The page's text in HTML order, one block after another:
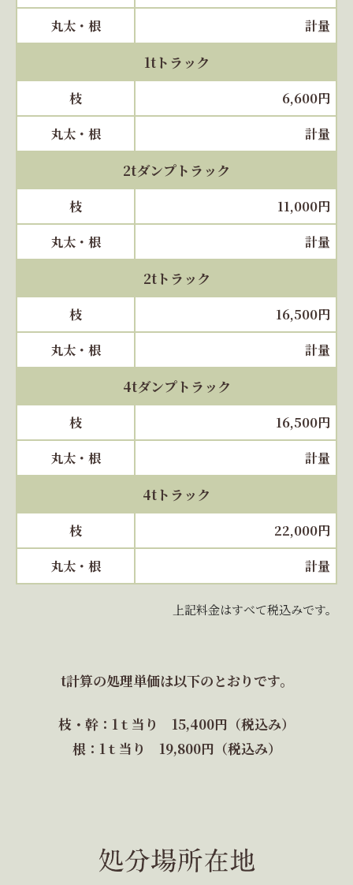
丸太・根
計量
1tトラック
枝
6,600円
丸太・根
計量
2tダンプトラック
枝
11,000円
丸太・根
計量
2tトラック
枝
16,500円
丸太・根
計量
4tダンプトラック
枝
16,500円
丸太・根
計量
4tトラック
枝
22,000円
丸太・根
計量
上記料金はすべて税込みです。
t計算の処理単価は以下のとおりです。
枝・幹：1ｔ当り 15,400円（税込み）
根：1ｔ当り 19,800円（税込み）